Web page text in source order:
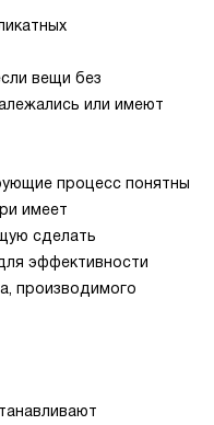
вещи без
или имеют
процесс понятны
имеет
сделать
эффективности
производимого